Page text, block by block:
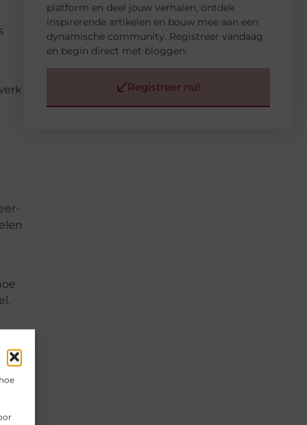
je
platform en deel jouw verhalen, ontdek
inspirerende artikelen en bouw mee aan een
dynamische community. Registreer vandaag
en begin direct met bloggen.
Registreer nu!